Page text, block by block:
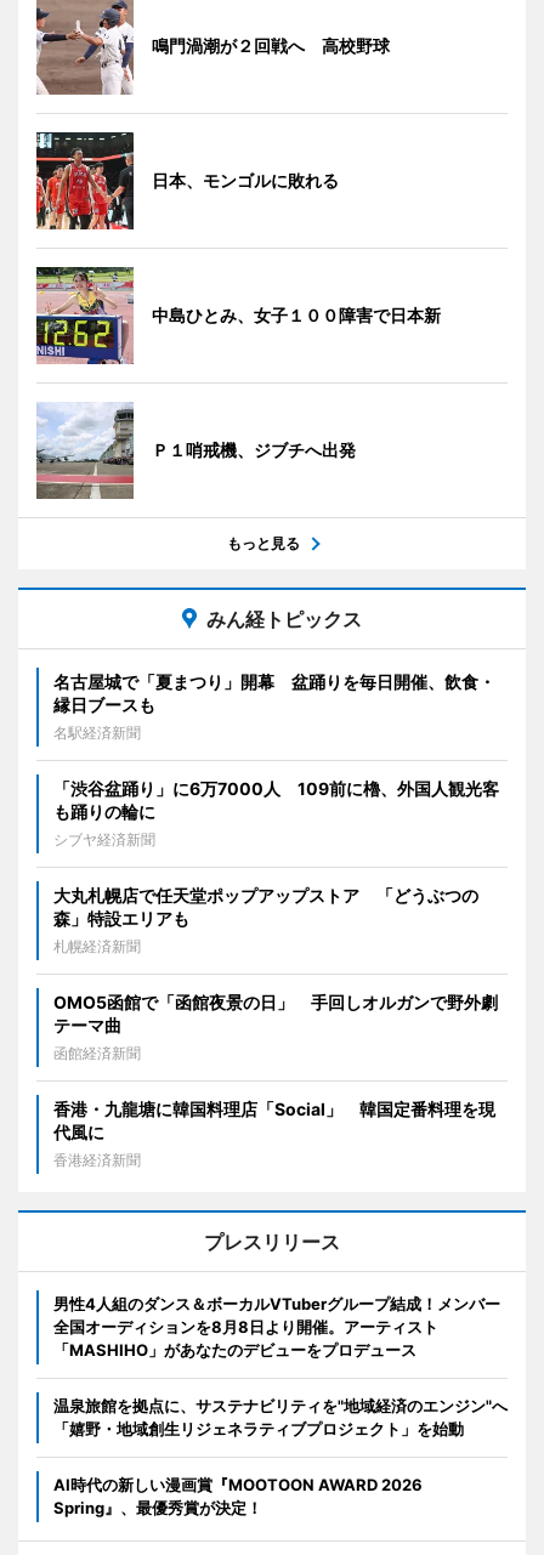
鳴門渦潮が２回戦へ 高校野球
日本、モンゴルに敗れる
中島ひとみ、女子１００障害で日本新
Ｐ１哨戒機、ジブチへ出発
もっと見る
みん経トピックス
名古屋城で「夏まつり」開幕 盆踊りを毎日開催、飲食・
縁日ブースも
名駅経済新聞
「渋谷盆踊り」に6万7000人 109前に櫓、外国人観光客
も踊りの輪に
シブヤ経済新聞
大丸札幌店で任天堂ポップアップストア 「どうぶつの
森」特設エリアも
札幌経済新聞
OMO5函館で「函館夜景の日」 手回しオルガンで野外劇
テーマ曲
函館経済新聞
香港・九龍塘に韓国料理店「Social」 韓国定番料理を現
代風に
香港経済新聞
プレスリリース
男性4人組のダンス＆ボーカルVTuberグループ結成！メンバー
全国オーディションを8月8日より開催。アーティスト
「MASHIHO」があなたのデビューをプロデュース
温泉旅館を拠点に、サステナビリティを"地域経済のエンジン"へ
「嬉野・地域創生リジェネラティブプロジェクト」を始動
AI時代の新しい漫画賞『MOOTOON AWARD 2026
Spring』、最優秀賞が決定！